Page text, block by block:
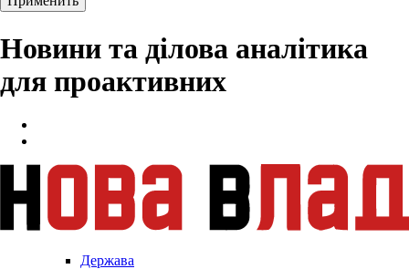
Новини та ділова аналітика
для проактивних
Держава